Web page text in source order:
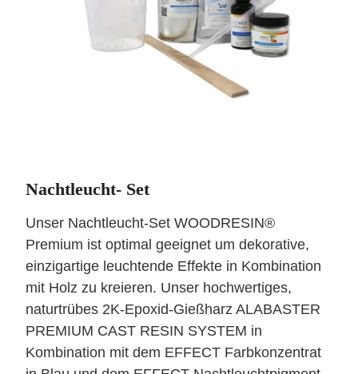
Nachtleucht- Set
Unser Nachtleucht-Set WOODRESIN®
Premium ist optimal geeignet um dekorative,
einzigartige leuchtende Effekte in Kombination
mit Holz zu kreieren. Unser hochwertiges,
naturtrübes 2K-Epoxid-Gießharz ALABASTER
PREMIUM CAST RESIN SYSTEM in
Kombination mit dem EFFECT Farbkonzentrat